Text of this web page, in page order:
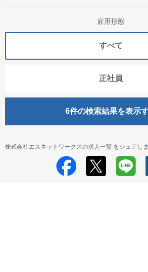
雇用形態
すべて
正社員
6件の検索結果を表示
株式会社エスネットワークスの求人一覧 をシェアし